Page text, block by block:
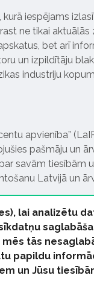
kurā iespējams
ne tikai aktuālās
bet arī
un izpildītāju
industriju
apvienība”
pašmāju un
savām tiesībām
Latvijā un
lai analizētu
mēs tās
papildu
un Jūsu